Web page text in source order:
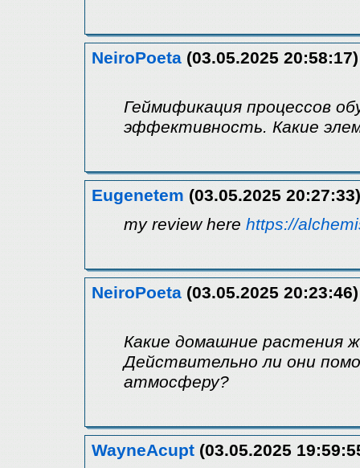
NeiroPoeta (03.05.2025 20:58:17)
Геймификация процессов
эффективность. Какие
Eugenetem (03.05.2025 20:27:33)
my review here https://
NeiroPoeta (03.05.2025 20:23:46)
Какие домашние растения
Действительно ли они
атмосферу?
WayneAcupt (03.05.2025